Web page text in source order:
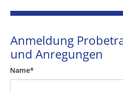
Anmeldung
und Anregungen
Name*